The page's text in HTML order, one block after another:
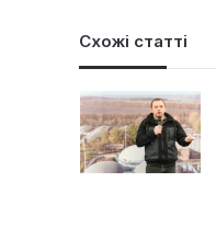
Схожі статті